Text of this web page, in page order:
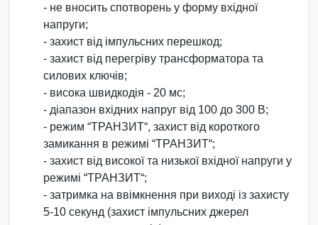
- не вносить спотворень у форму вхідної
напруги;
- захист від імпульсних перешкод;
- захист від перегріву трансформатора та
силових ключів;
- висока швидкодія - 20 мс;
- діапазон вхідних напруг від 100 до 300 В;
- режим “ТРАНЗИТ“, захист від короткого
замикання в режимі “ТРАНЗИТ“;
- захист від високої та низької вхідної напруги у
режимі “ТРАНЗИТ“;
- затримка на ввімкнення при виході із захисту
5-10 секунд (захист імпульсних джерел